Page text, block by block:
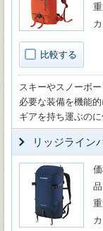
比較する
スキーやスノーボ
必要な装備を機能
ギアを持ち運ぶの
リッジライン